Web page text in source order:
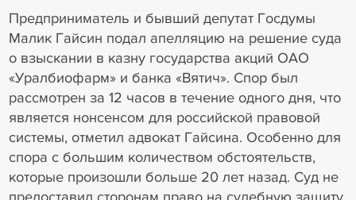
Предприниматель и бывший депутат Госдумы
Малик Гайсин подал апелляцию на решение суда
о взыскании в казну государства акций ОАО
«Уралбиофарм» и банка «Вятич». Спор был
рассмотрен за 12 часов в течение одного дня, что
является нонсенсом для российской правовой
системы, отметил адвокат Гайсина. Особенно для
спора с большим количеством обстоятельств,
которые произошли больше 20 лет назад. Суд не